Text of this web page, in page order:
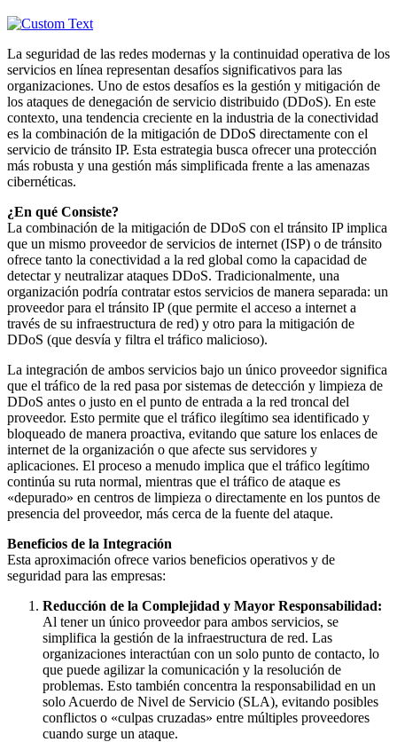
La seguridad de las redes modernas y la continuidad operativa de los
servicios en línea representan desafíos significativos para las
organizaciones. Uno de estos desafíos es la gestión y mitigación de
los ataques de denegación de servicio distribuido (DDoS). En este
contexto, una tendencia creciente en la industria de la conectividad
es la combinación de la mitigación de DDoS directamente con el
servicio de tránsito IP. Esta estrategia busca ofrecer una protección
más robusta y una gestión más simplificada frente a las amenazas
cibernéticas.
¿En qué Consiste?
La combinación de la mitigación de DDoS con el tránsito IP implica
que un mismo proveedor de servicios de internet (ISP) o de tránsito
ofrece tanto la conectividad a la red global como la capacidad de
detectar y neutralizar ataques DDoS. Tradicionalmente, una
organización podría contratar estos servicios de manera separada: un
proveedor para el tránsito IP (que permite el acceso a internet a
través de su infraestructura de red) y otro para la mitigación de
DDoS (que desvía y filtra el tráfico malicioso).
La integración de ambos servicios bajo un único proveedor significa
que el tráfico de la red pasa por sistemas de detección y limpieza de
DDoS antes o justo en el punto de entrada a la red troncal del
proveedor. Esto permite que el tráfico ilegítimo sea identificado y
bloqueado de manera proactiva, evitando que sature los enlaces de
internet de la organización o que afecte sus servidores y
aplicaciones. El proceso a menudo implica que el tráfico legítimo
continúa su ruta normal, mientras que el tráfico de ataque es
«depurado» en centros de limpieza o directamente en los puntos de
presencia del proveedor, más cerca de la fuente del ataque.
Beneficios de la Integración
Esta aproximación ofrece varios beneficios operativos y de
seguridad para las empresas:
Reducción de la Complejidad y Mayor Responsabilidad:
Al tener un único proveedor para ambos servicios, se
simplifica la gestión de la infraestructura de red. Las
organizaciones interactúan con un solo punto de contacto, lo
que puede agilizar la comunicación y la resolución de
problemas. Esto también concentra la responsabilidad en un
solo Acuerdo de Nivel de Servicio (SLA), evitando posibles
conflictos o «culpas cruzadas» entre múltiples proveedores
cuando surge un ataque.